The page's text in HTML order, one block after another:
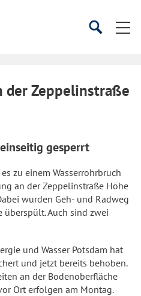
SucheSuche
der Zeppelinstraße
gesperrt
zu einem Wasserrohrbruch
an der Zeppelinstraße Höhe
wurden Geh- und Radweg
überspült. Auch sind zwei
und Wasser Potsdam hat
und jetzt bereits behoben.
an der Bodenoberfläche
Ort erfolgen am Montag.